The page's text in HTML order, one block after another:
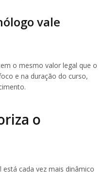
vale
o mesmo valor legal que o
e na duração do curso,
o
cada vez mais dinâmico